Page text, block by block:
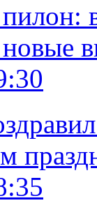
новые